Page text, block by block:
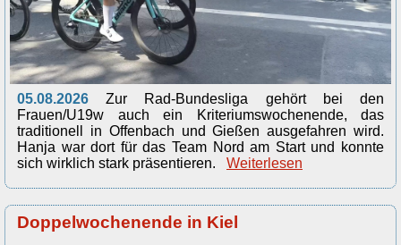
05.08.2026
Zur Rad-Bundesliga gehört bei den
Frauen/U19w auch ein Kriteriumswochenende, das
traditionell in Offenbach und Gießen ausgefahren wird.
Hanja war dort für das Team Nord am Start und konnte
sich wirklich stark präsentieren.
Weiterlesen
Doppelwochenende in Kiel